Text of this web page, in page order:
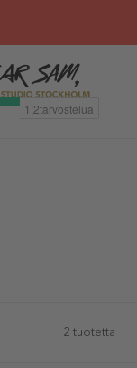
2 tuotetta